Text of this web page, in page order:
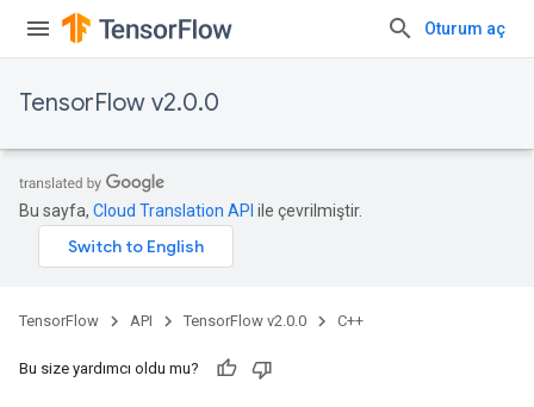
Oturum aç
TensorFlow v2.0.0
Bu sayfa, Cloud Translation API ile çevrilmiştir.
TensorFlow API TensorFlow v2.0.0 C++
Bu size yardımcı oldu mu?